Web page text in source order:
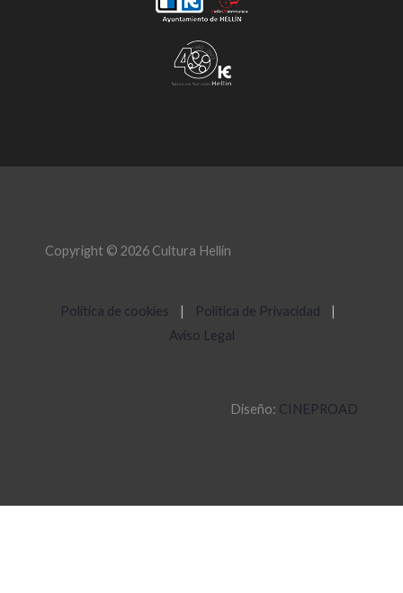
Copyright © 2026 Cultura Hellín
Política de cookies | Política de Privacidad
|
Aviso Legal
Diseño: CINEPROAD